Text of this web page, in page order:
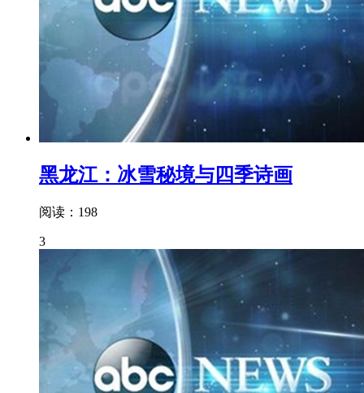
黑龙江：冰雪秘境与四季诗画
阅读：198
3